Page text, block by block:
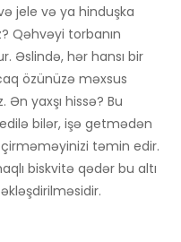
jele və ya hinduşka
Qəhvəyi torbanın
Əslində, hər hansı bir
özünüzə məxsus
yaxşı hissə? Bu
bilər, işə getmədən
təmin edir.
biskvitə qədər bu altı